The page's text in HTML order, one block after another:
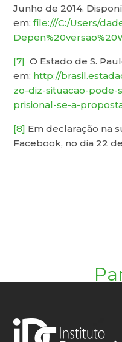
Junho de 2014.
em:file:///C:/Users/
[7] O Estado de S.
em: http://
zo-diz-situacao-pode-
prisional-se-a-
[8] Em declaração na
Facebook, no dia 22